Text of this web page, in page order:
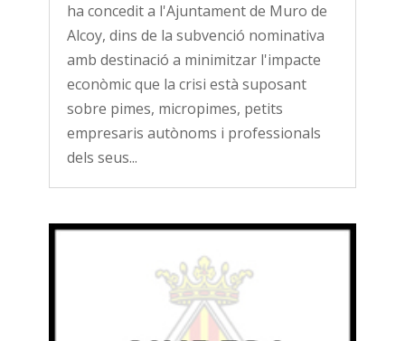
ha concedit a l'Ajuntament de Muro de
Alcoy, dins de la subvenció nominativa
amb destinació a minimitzar l'impacte
econòmic que la crisi està suposant
sobre pimes, micropimes, petits
empresaris autònoms i professionals
dels seus...